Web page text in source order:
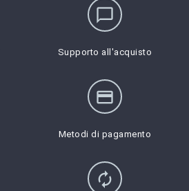
chat_bubble_outline
Supporto all'acquisto
credit_card
Metodi di pagamento
autorenew